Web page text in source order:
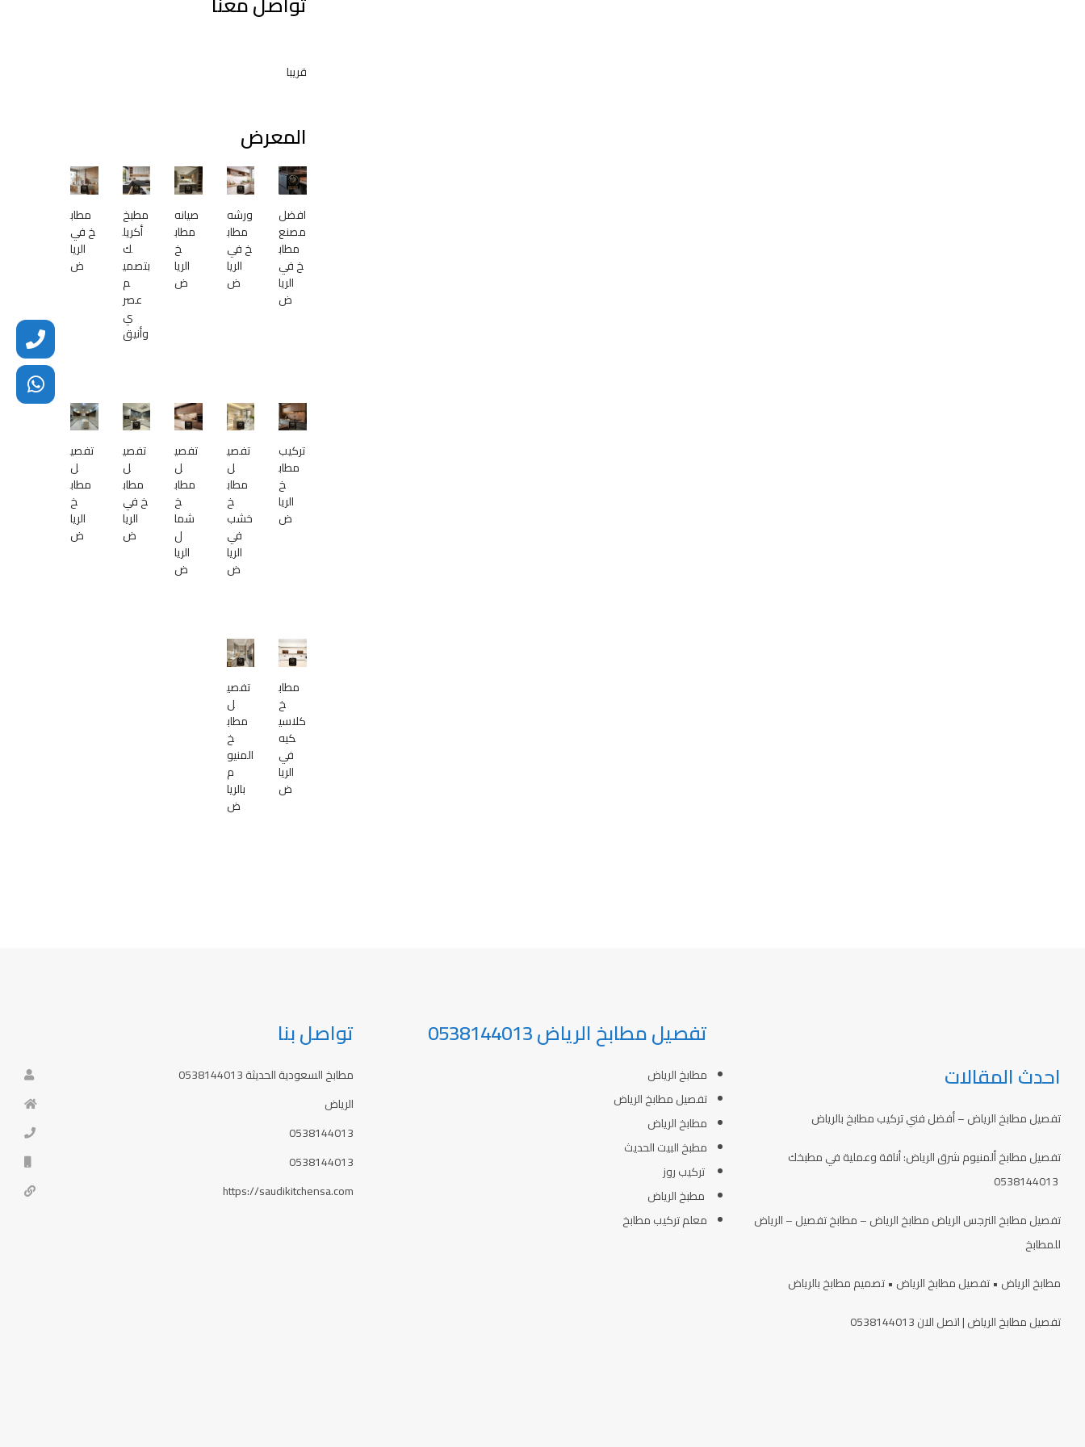
قريبا
المعرض
افضل
مصنع
مطاب
خ في
الريا
ض
ورشه
مطاب
خ في
الريا
ض
صيانه
مطاب
خ
الريا
ض
مطبخ
أكريل
ك
بتصمي
م
عصر
ي
وأنيق
مطاب
خ في
الريا
ض
تركيب
مطاب
خ
الريا
ض
تفصي
ل
مطاب
خ
خشب
في
الريا
ض
تفصي
ل
مطاب
خ
شما
ل
الريا
ض
تفصي
ل
مطاب
خ في
الريا
ض
تفصي
ل
مطاب
خ
الريا
ض
مطاب
خ
كلاسي
كيه
في
الريا
ض
تفصي
ل
مطاب
خ
المنيو
م
بالريا
ض
احدث المقالات
تفصيل مطابخ الرياض – أفضل فني تركيب مطابخ بالرياض
تفصيل مطابخ ألمنيوم شرق الرياض: أناقة وعملية في مطبخك
تفصيل مطابخ النرجس الرياض مطابخ الرياض – مطابخ تفصيل – الرياض
للمطابخ
مطابخ الرياض • تفصيل مطابخ الرياض • تصميم مطابخ بالرياض
تفصيل مطابخ الرياض | اتصل الان 0538144013
تفصيل مطابخ الرياض 0538144013
مطابخ الرياض
تفصيل مطابخ الرياض
مطابخ الرياض
مطبخ البيت الحديث
تركيب روز
مطبخ الرياض
معلم تركيب مطابخ
تواصل بنا
مطابخ السعودية الحديثة 0538144013
الرياض
0538144013
0538144013
https://saudikitchensa.com